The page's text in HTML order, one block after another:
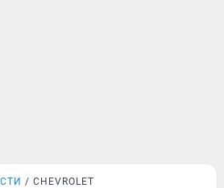
CHEVROLET